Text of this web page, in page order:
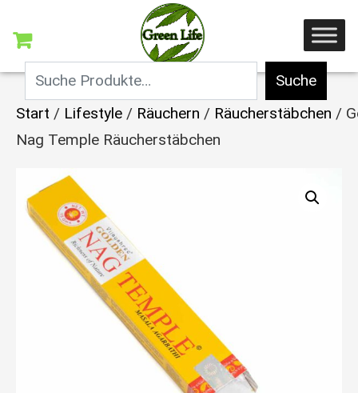
Suche
Start / Lifestyle / Räuchern / Räucherstäbchen /
Nag Temple Räucherstäbchen